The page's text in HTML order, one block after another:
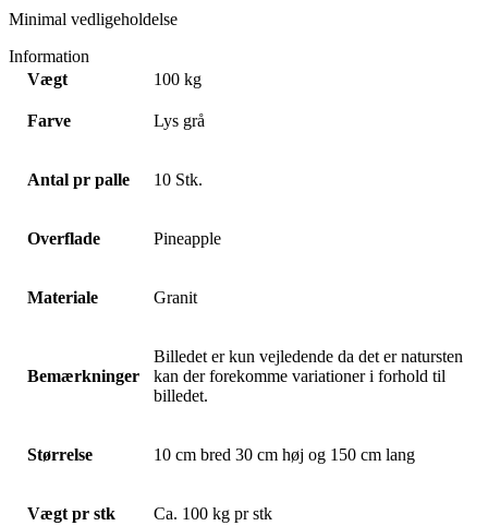
Minimal vedligeholdelse
Information
Vægt
100 kg
Farve Lys grå
Antal pr palle 10 Stk.
Overflade Pineapple
Materiale Granit
Bemærkninger
Billedet er kun vejledende da det er natursten
kan der forekomme variationer i forhold til
billedet.
Størrelse 10 cm bred 30 cm høj og 150 cm lang
Vægt pr stk Ca. 100 kg pr stk